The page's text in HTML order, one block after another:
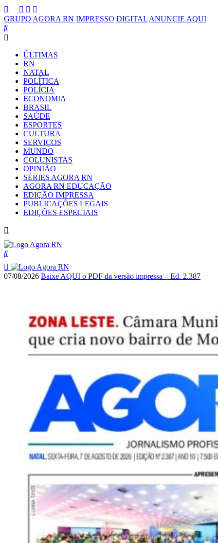
GRUPO AGORA RN IMPRESSO DIGITAL ANUNCIE AQUI
ÚLTIMAS
RN
NATAL
POLÍTICA
POLÍCIA
ECONOMIA
BRASIL
SAÚDE
ESPORTES
CULTURA
SERVIÇOS
MUNDO
COLUNISTAS
OPINIÃO
SÉRIES AGORA RN
AGORA RN EDUCAÇÃO
EDIÇÃO IMPRESSA
PUBLICAÇÕES LEGAIS
EDIÇÕES ESPECIAIS
07/08/2026 Baixe AQUI o PDF da versão impressa – Ed. 2.387